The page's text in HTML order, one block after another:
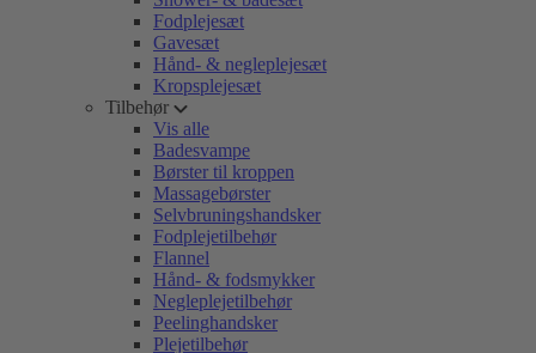
Fodplejesæt
Gavesæt
Hånd- & negleplejesæt
Kropsplejesæt
Tilbehør
Vis alle
Badesvampe
Børster til kroppen
Massagebørster
Selvbruningshandsker
Fodplejetilbehør
Flannel
Hånd- & fodsmykker
Negleplejetilbehør
Peelinghandsker
Plejetilbehør